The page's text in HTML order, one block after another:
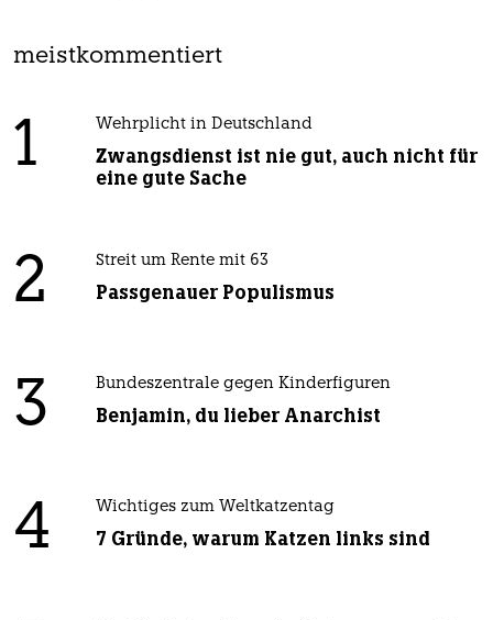
meistkommentiert
1 Wehrplicht in Deutschland
Zwangsdienst ist nie gut, auch nicht für
eine gute Sache
2 Streit um Rente mit 63
Passgenauer Populismus
3 Bundeszentrale gegen Kinderfiguren
Benjamin, du lieber Anarchist
4 Wichtiges zum Weltkatzentag
7 Gründe, warum Katzen links sind